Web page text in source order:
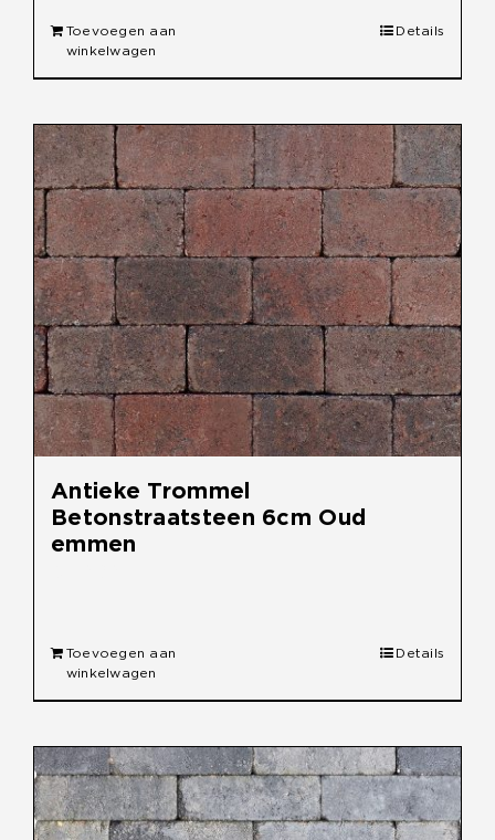
Toevoegen aan
winkelwagen
Details
Antieke Trommel
Betonstraatsteen 6cm Oud
emmen
Toevoegen aan
winkelwagen
Details